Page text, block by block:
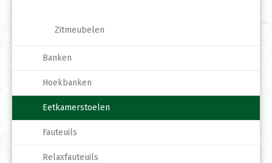
Zitmeubelen
Banken
Hoekbanken
Eetkamerstoelen
Fauteuils
Relaxfauteuils